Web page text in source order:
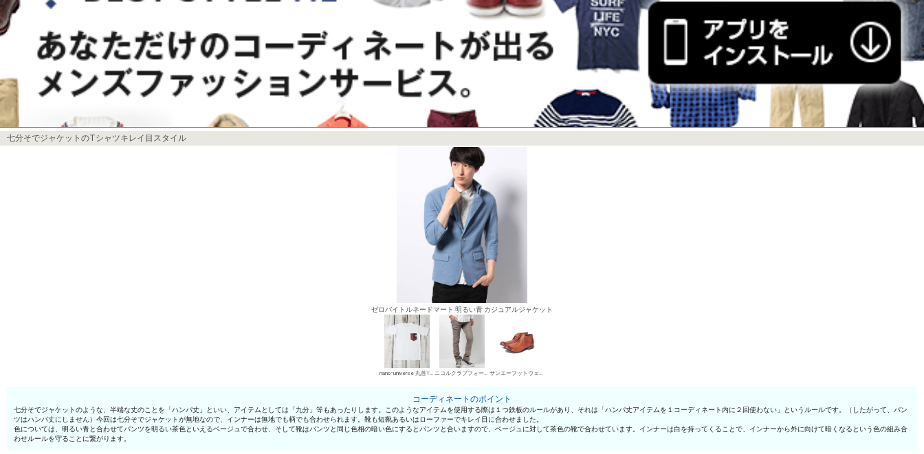
七分そでジャケットのTシャツキレイ目スタイル
ゼロバイトルネードマート 明るい青 カジュアルジャケット
nano･universe 丸首Tシャツ ニコルクラブフォーメン デニムパンツ・ジーンズ サンエーフットウェア 短靴・レザーシューズ
コーディネートのポイント
七分そでジャケットのような、半端な丈のことを「ハンパ丈」といい、アイテムとしては「九分」等もあったりします。このようなアイテムを使用する際は１つ鉄板のルールがあり、それは「ハンパ丈アイテムを１コーディネート内に２回使わない」というルールです。（したがって、パン
ツはハンパ丈にしません）今回は七分そでジャケットが無地なので、インナーは無地でも柄でも合わせられます。靴も短靴あるいはローファーでキレイ目に合わせました。
色については、明るい青と合わせてパンツを明るい茶色といえるベージュで合わせ、そして靴はパンツと同じ色相の暗い色にするとパンツと合いますので、ベージュに対して茶色の靴で合わせています。インナーは白を持ってくることで、インナーから外に向けて暗くなるという色の組み合
わせルールを守ることに繋がります。